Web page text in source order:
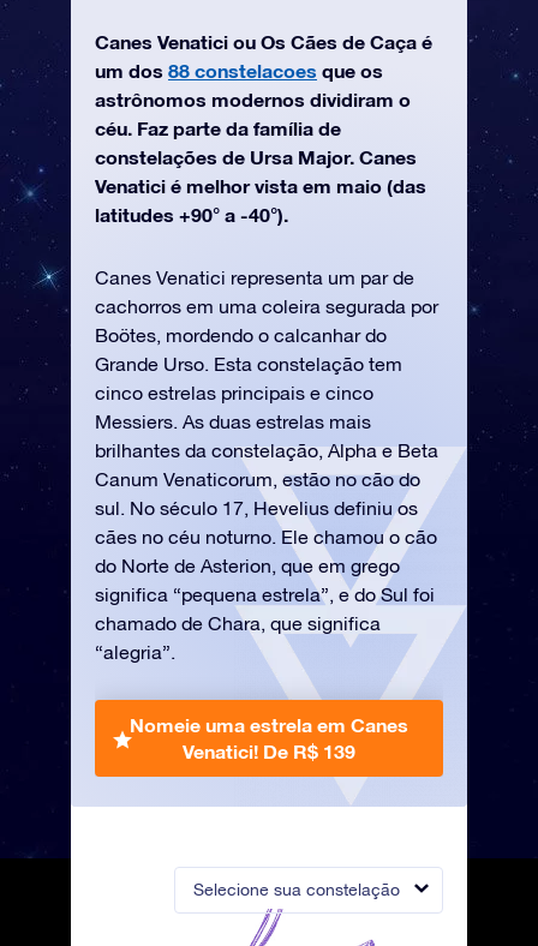
Selecione sua constelação
Canes Venatici ou Os Cães de Caça é
um dos 88 constelacoes que os
astrônomos modernos dividiram o
céu. Faz parte da família de
constelações de Ursa Major. Canes
Venatici é melhor vista em maio (das
latitudes +90° a -40°).
Canes Venatici representa um par de
cachorros em uma coleira segurada por
Boötes, mordendo o calcanhar do
Grande Urso. Esta constelação tem
cinco estrelas principais e cinco
Messiers. As duas estrelas mais
brilhantes da constelação, Alpha e Beta
Canum Venaticorum, estão no cão do
sul. No século 17, Hevelius definiu os
cães no céu noturno. Ele chamou o cão
do Norte de Asterion, que em grego
significa “pequena estrela”, e do Sul foi
chamado de Chara, que significa
“alegria”.
Nomeie uma estrela em Canes
Venatici! De R$ 139